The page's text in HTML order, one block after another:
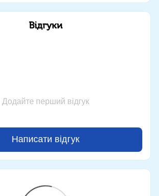
Відгуки
Додайте перший відгук
Написати відгук